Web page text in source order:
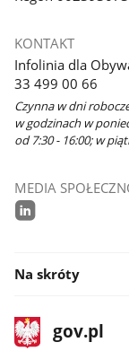
KONTAKT
Infolinia dla
33 499 00 66
Czynna w dni
w godzinach w
od 7:30 - 16:00; w
MEDIA
Na skróty
stopka
gov.plStrona
gov.pl